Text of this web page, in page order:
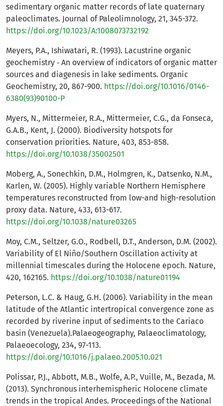
sedimentary organic matter records of late quaternary
paleoclimates. Journal of Paleolimnology, 21, 345-372.
https://doi.org/10.1023/A:1008073732192
Meyers, P.A., Ishiwatari, R. (1993). Lacustrine organic
geochemistry ‐ An overview of indicators of organic matter
sources and diagenesis in lake sediments. Organic
Geochemistry, 20, 867-900. https://doi.org/10.1016/0146-
6380(93)90100-P
Myers, N., Mittermeier, R.A., Mittermeier, C.G., da Fonseca,
G.A.B., Kent, J. (2000). Biodiversity hotspots for
conservation priorities. Nature, 403, 853-858.
https://doi.org/10.1038/35002501
Moberg, A., Sonechkin, D.M., Holmgren, K., Datsenko, N.M.,
Karlen, W. (2005). Highly variable Northern Hemisphere
temperatures reconstructed from low-and high-resolution
proxy data. Nature, 433, 613-617.
https://doi.org/10.1038/nature03265
Moy, C.M., Seltzer, G.O., Rodbell, D.T., Anderson, D.M. (2002).
Variability of El Niño/Southern Oscillation activity at
millennial timescales during the Holocene epoch. Nature,
420, 162165. https://doi.org/10.1038/nature01194
Peterson, L.C. & Haug, G.H. (2006). Variability in the mean
latitude of the Atlantic intertropical convergence zone as
recorded by riverine input of sediments to the Cariaco
basin (Venezuela).Palaeogeography, Palaeoclimatology,
Palaeoecology, 234, 97-113.
https://doi.org/10.1016/j.palaeo.2005.10.021
Polissar, P.J., Abbott, M.B., Wolfe, A.P., Vuille, M., Bezada, M.
(2013). Synchronous interhemispheric Holocene climate
trends in the tropical Andes. Proceedings of the National